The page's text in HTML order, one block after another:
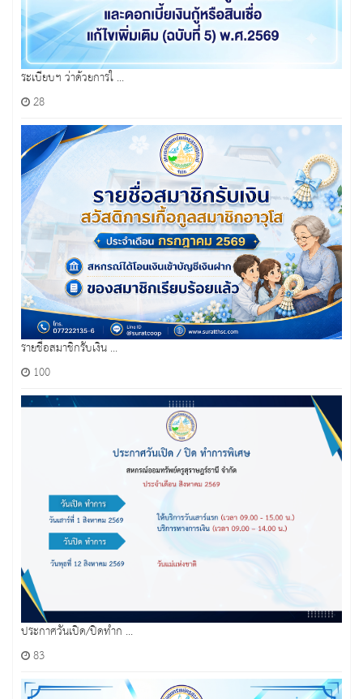
ระเบียบฯ ว่าด้วยการใ ...
28
รายชื่อสมาชิกรับเงิน ...
100
ประกาศวันเปิด/ปิดทำก ...
83